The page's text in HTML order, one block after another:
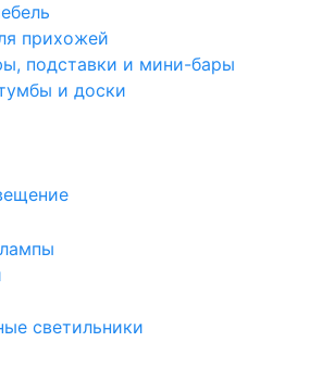
прихожей
подставки и мини-бары
и доски
светильники